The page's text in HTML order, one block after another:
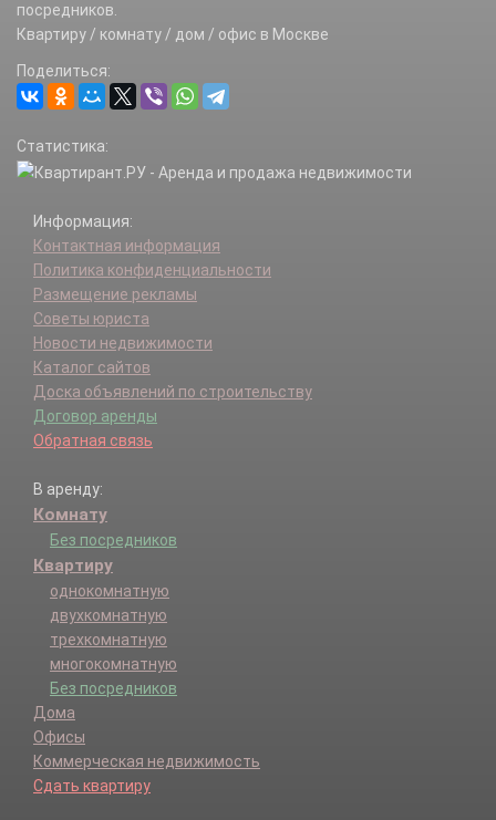
посредников.
Квартиру / комнату / дом / офис в Москве
Поделиться:
Статистика:
Информация:
Контактная информация
Политика конфиденциальности
Размещение рекламы
Советы юриста
Новости недвижимости
Каталог сайтов
Доска объявлений по строительству
Договор аренды
Обратная связь
В аренду:
Комнату
Без посредников
Квартиру
однокомнатную
двухкомнатную
трехкомнатную
многокомнатную
Без посредников
Дома
Офисы
Коммерческая недвижимость
Сдать квартиру